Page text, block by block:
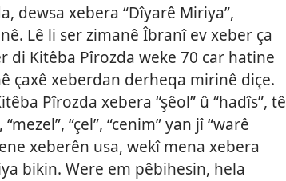
dewsa xebera “Dîyarê Miriya”,
Lê li ser zimanê Îbranî ev xeber ça
di Kitêba Pîrozda weke 70 car hatine
çaxê xeberdan derheqa mirinê diçe.
Pîrozda xebera “şêol” û “hadîs”, tê
“çel”, “cenim” yan jî “warê
xeberên usa, wekî mena xebera
bikin. Were em pêbihesin, hela